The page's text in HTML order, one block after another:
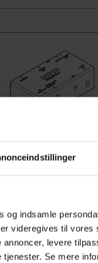
indsamle
videregives til vores
levere
Se mere
mit
Das System
eines